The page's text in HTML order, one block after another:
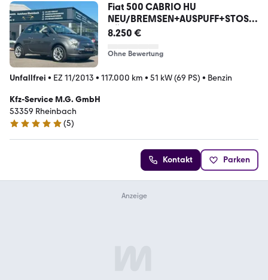
Fiat 500 CABRIO HU
NEU/BREMSEN+AUSPUFF+STOSS
DÄMPFER
8.250 €
Ohne Bewertung
Unfallfrei • EZ 11/2013 • 117.000 km • 51 kW (69 PS) • Benzin
Kfz-Service M.G. GmbH
53359 Rheinbach
4.8 Sterne
(5)
Kontakt Parken